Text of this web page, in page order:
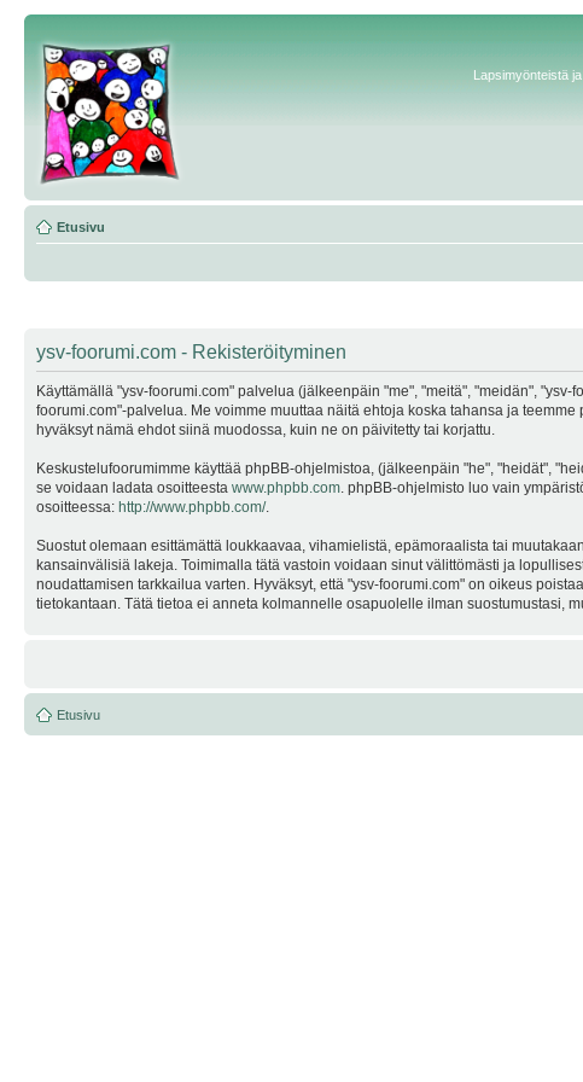
Lapsimyönteistä
Etusivu
ysv-foorumi.com - Rekisteröityminen
Käyttämällä "ysv-foorumi.com" palvelua (jälkeenpäin "me", "meitä", "meidän",
foorumi.com"-palvelua. Me voimme muuttaa näitä ehtoja koska tahansa ja
hyväksyt nämä ehdot siinä muodossa, kuin ne on päivitetty tai korjattu.
Keskustelufoorumimme käyttää phpBB-ohjelmistoa, (jälkeenpäin "he", "heidät",
se voidaan ladata osoitteesta www.phpbb.com . phpBB-ohjelmisto luo vain
osoitteessa: http://www.phpbb.com/.
Suostut olemaan esittämättä loukkaavaa, vihamielistä, epämoraalista tai
kansainvälisiä lakeja. Toimimalla tätä vastoin voidaan sinut välittömästi ja
noudattamisen tarkkailua varten. Hyväksyt, että "ysv-foorumi.com" on oikeus
tietokantaan. Tätä tietoa ei anneta kolmannelle osapuolelle ilman suostumustasi,
Etusivu